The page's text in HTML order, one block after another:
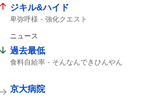
ジキル&ハイド
卑弥呼様 強化クエスト
ニュース
過去最低
食料自給率
そんなんできひんやん
京大病院